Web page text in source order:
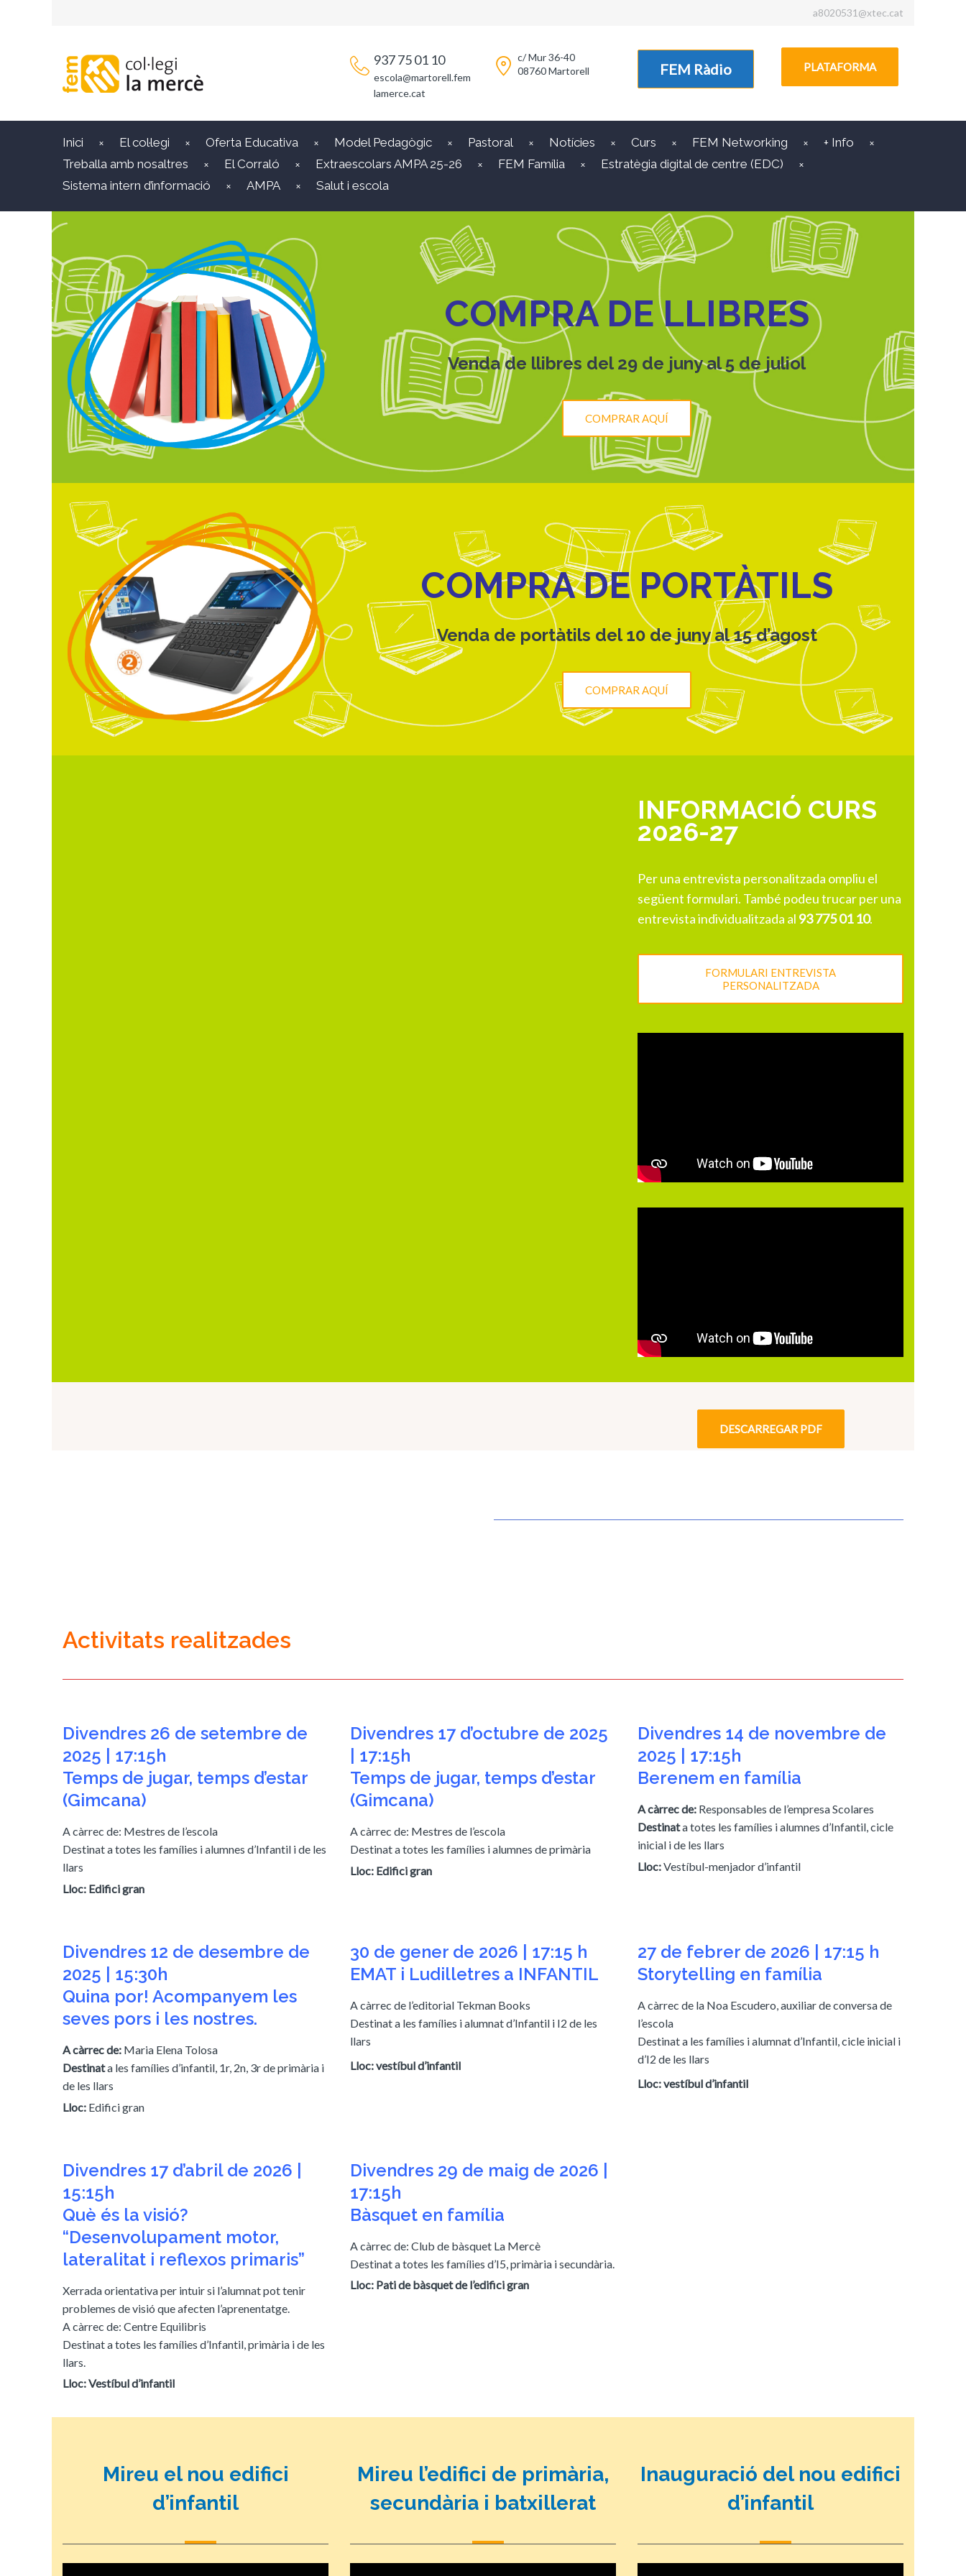
a8020531@xtec.cat
937 75 01 10
escola@martorell.fem
lamerce.cat
c/ Mur 36-40
08760 Martorell
FEM Ràdio PLATAFORMA
Inici El col·legi Oferta Educativa Model Pedagògic Pastoral Notícies Curs FEM Networking
+ Info
Treballa amb nosaltres
El Corraló Extraescolars AMPA 25-26 FEM Família
Estratègia digital de centre (EDC)
Sistema intern d’informació
AMPA Salut i escola
COMPRA DE LLIBRES
Venda de llibres del 29 de juny al 5 de juliol
COMPRAR AQUÍ
COMPRA DE PORTÀTILS
Venda de portàtils del 10 de juny al 15 d’agost
COMPRAR AQUÍ
INFORMACIÓ CURS
2026-27
Per una entrevista personalitzada ompliu el
següent formulari. També podeu trucar per una
entrevista individualitzada al 93 775 01 10.
FORMULARI ENTREVISTA
PERSONALITZADA
DESCARREGAR PDF
Activitats realitzades
Divendres 26 de setembre de
2025 | 17:15h
Temps de jugar, temps d’estar
(Gimcana)
A càrrec de: Mestres de l’escola
Destinat a totes les famílies i alumnes d’Infantil i de les
llars
Lloc: Edifici gran
Divendres 17 d’octubre de 2025
| 17:15h
Temps de jugar, temps d’estar
(Gimcana)
A càrrec de: Mestres de l’escola
Destinat a totes les famílies i alumnes de primària
Lloc: Edifici gran
Divendres 14 de novembre de
2025 | 17:15h
Berenem en família
A càrrec de: Responsables de l’empresa Scolares
Destinata totes les famílies i alumnes d’Infantil, cicle
inicial i de les llars
Lloc:Vestíbul-menjador d’infantil
Divendres 12 de desembre de
2025 | 15:30h
Quina por! Acompanyem les
seves pors i les nostres.
A càrrec de: Maria Elena Tolosa
Destinata les famílies d’infantil, 1r, 2n, 3r de primària i
de les llars
Lloc: Edifici gran
30 de gener de 2026 | 17:15 h
EMAT i Ludilletres a INFANTIL
A càrrec de l’editorial Tekman Books
Destinat a les famílies i alumnat d’Infantil i I2 de les
llars
Lloc: vestíbul d’infantil
27 de febrer de 2026 | 17:15 h
Storytelling en família
A càrrec de la Noa Escudero, auxiliar de conversa de
l’escola
Destinat a les famílies i alumnat d’Infantil, cicle inicial i
d’I2 de les llars
Lloc: vestíbul d’infantil
Divendres 17 d’abril de 2026 |
15:15h
Què és la visió?
“Desenvolupament motor,
lateralitat i reflexos primaris”
Xerrada orientativa per intuir si l’alumnat pot tenir
problemes de visió que afecten l’aprenentatge.
A càrrec de: Centre Equilibris
Destinat a totes les famílies d’Infantil, primària i de les
llars.
Lloc: Vestíbul d’infantil
Divendres 29 de maig de 2026 |
17:15h
Bàsquet en família
A càrrec de: Club de bàsquet La Mercè
Destinat a totes les famílies d’I5, primària i secundària.
Lloc: Pati de bàsquet de l’edifici gran
Mireu el nou edifici
d’infantil
Mireu l’edifici de primària,
secundària i batxillerat
Inauguració del nou edifici
d’infantil